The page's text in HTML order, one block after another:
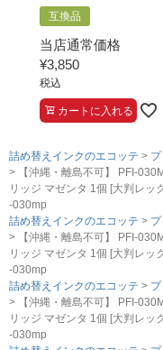
互換品
当店通常価格
¥3,850
税込
カートに入れる
詰め替えインクのエコッテ
【沖縄・離島不可】 PFI-
リッジ マゼンタ 1個 [大判レッ
-030mp
詰め替えインクのエコッテ
【沖縄・離島不可】 PFI-
リッジ マゼンタ 1個 [大判レッ
-030mp
詰め替えインクのエコッテ
【沖縄・離島不可】 PFI-
リッジ マゼンタ 1個 [大判レッ
-030mp